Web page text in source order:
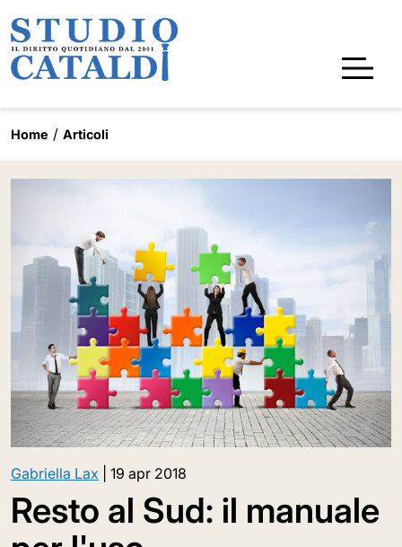
Home Articoli
Gabriella Lax 19 apr 2018
Resto al Sud: il manuale